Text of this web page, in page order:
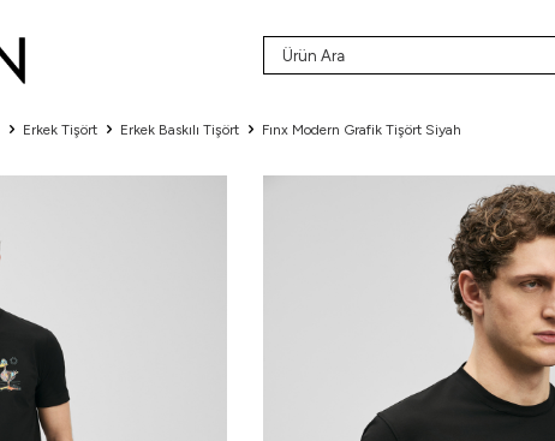
Erkek Tişört Erkek Baskılı Tişört Fınx Modern Grafik Tişört Siyah